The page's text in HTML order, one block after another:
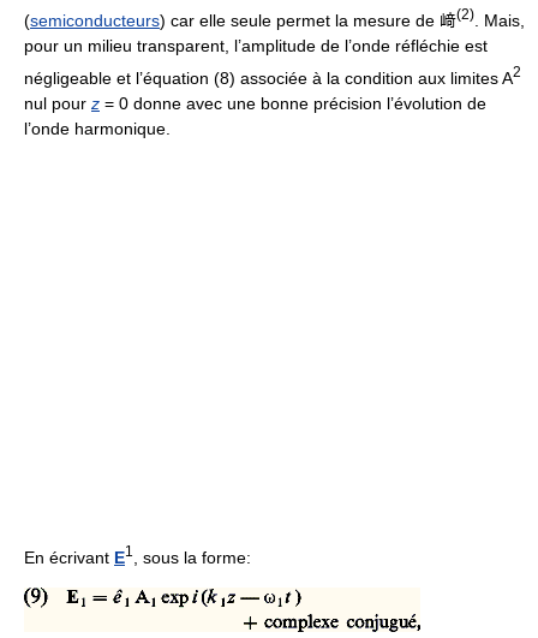
(semiconducteurs) car elle seule permet la mesure de 﨑(2)
. Mais,
pour un milieu transparent, l’amplitude de l’onde réfléchie est
négligeable et l’équation (8) associée à la condition aux limites A2
nul pour z = 0 donne avec une bonne précision l’évolution de
l’onde harmonique.
En écrivant E1 , sous la forme: